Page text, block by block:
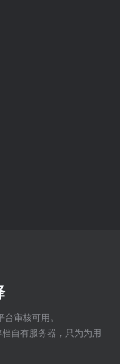
审核可用。
自有服务器，只为为用